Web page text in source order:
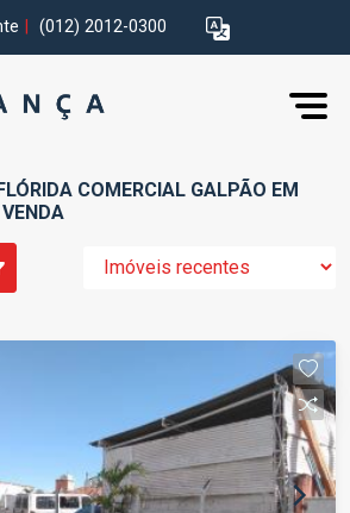
(012) 2012-0300
COMERCIAL GALPÃO EM